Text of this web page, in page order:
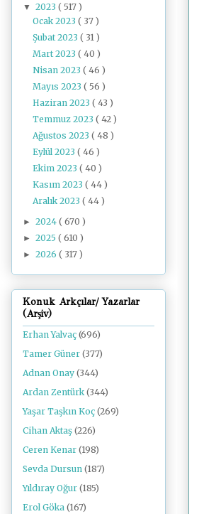
▼ 2023 ( 517 )
Ocak 2023( 37 )
Şubat 2023( 31 )
Mart 2023( 40 )
Nisan 2023( 46 )
Mayıs 2023( 56 )
Haziran 2023( 43 )
Temmuz 2023( 42 )
Ağustos 2023( 48 )
Eylül 2023( 46 )
Ekim 2023( 40 )
Kasım 2023( 44 )
Aralık 2023( 44 )
► 2024 ( 670 )
► 2025 ( 610 )
► 2026 ( 317 )
Konuk Arkçılar/ Yazarlar
(Arşiv)
Erhan Yalvaç (696)
Tamer Güner (377)
Adnan Onay (344)
Ardan Zentürk (344)
Yaşar Taşkın Koç (269)
Cihan Aktaş (226)
Ceren Kenar (198)
Sevda Dursun (187)
Yıldıray Oğur (185)
Erol Göka (167)